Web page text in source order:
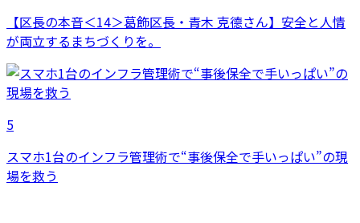
【区長の本音＜14＞葛飾区長・青木 克德さん】安全と人情
が両立するまちづくりを。
5
スマホ1台のインフラ管理術で“事後保全で手いっぱい”の現
場を救う